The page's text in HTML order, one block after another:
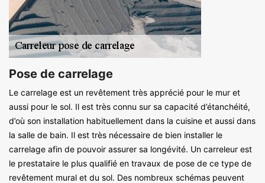
Pose de carrelage
Le carrelage est un revêtement très apprécié pour le mur et
aussi pour le sol. Il est très connu sur sa capacité d’étanchéité,
d’où son installation habituellement dans la cuisine et aussi dans
la salle de bain. Il est très nécessaire de bien installer le
carrelage afin de pouvoir assurer sa longévité. Un carreleur est
le prestataire le plus qualifié en travaux de pose de ce type de
revêtement mural et du sol. Des nombreux schémas peuvent